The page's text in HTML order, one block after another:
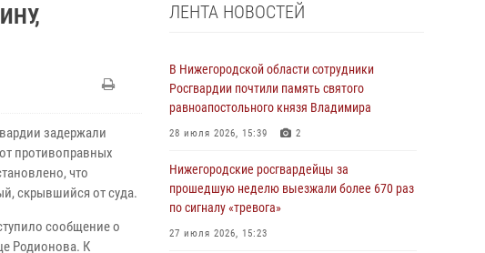
задержали
противоправных
что
скрывшийся от суда.
сообщение о
Родионова. К
ЛЕНТА НОВОСТЕЙ
В Нижегородской области сотрудники
Росгвардии почтили память святого
равноапостольного князя Владимира
28 июля 2026, 15:39 2
Нижегородские росгвардейцы за
прошедшую неделю выезжали более 670 раз
по сигналу «тревога»
27 июля 2026, 15:23